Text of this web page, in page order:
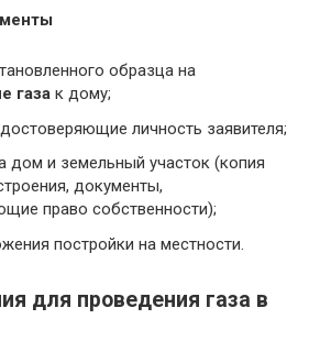
образца на
газа к дому;
личность заявителя;
дом и земельный участок (копия
документы,
право собственности);
постройки на местности.
для проведения газа в